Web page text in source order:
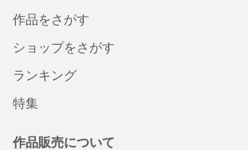
作品をさがす
ショップをさがす
ランキング
特集
作品販売について